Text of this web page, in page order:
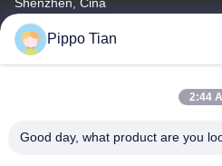
Shenzhen, Cina
Telp
86--13590447319
Pippo Tian
2:44
Good day, what product are you